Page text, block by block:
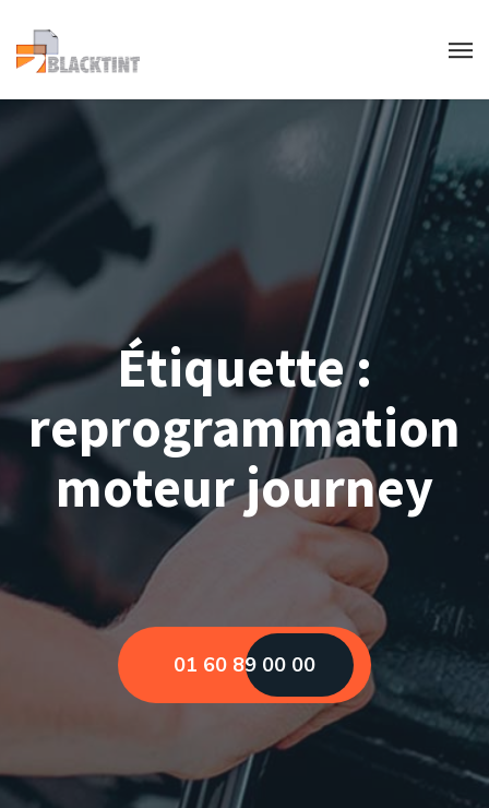
Étiquette :
reprogrammation
moteur journey
01 60 89 00 00